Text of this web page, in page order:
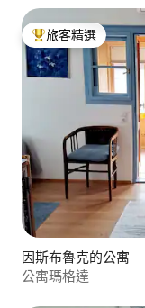
旅客精選榜首
旅客精選
因斯布魯克的公寓
公寓瑪格達